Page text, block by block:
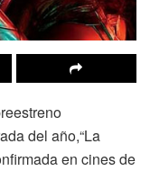
del año,“La
en cines de